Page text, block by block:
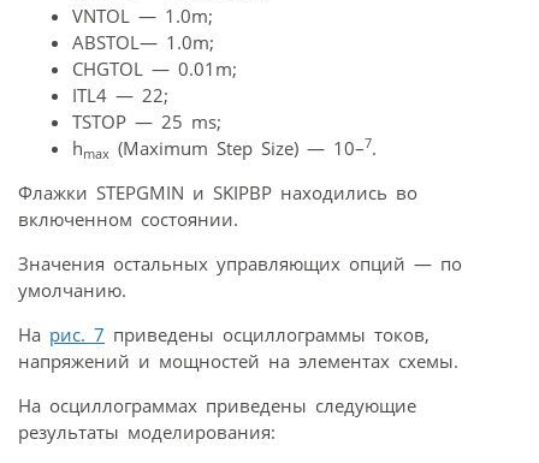
VNTOL — 1.0m;
ABSTOL— 1.0m;
CHGTOL — 0.01m;
ITL4 — 22;
TSTOP — 25 ms;
hmax (Maximum Step Size) — 10–7.
Флажки STEPGMIN и SKIPBP находились во
включенном состоянии.
Значения остальных управляющих опций — по
умолчанию.
На рис. 7 приведены осциллограммы токов,
напряжений и мощностей на элементах схемы.
На осциллограммах приведены следующие
результаты моделирования: